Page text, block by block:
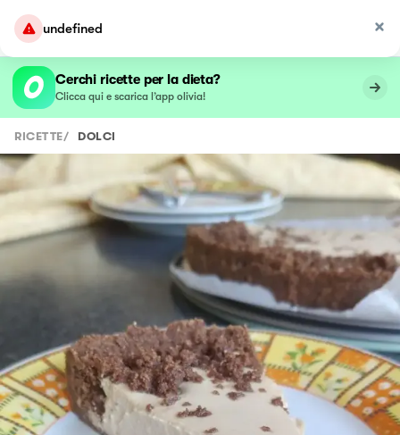
undefined
Cerchi ricette per la dieta?
Clicca qui e scarica l’app olivia!
RICETTE/ DOLCI